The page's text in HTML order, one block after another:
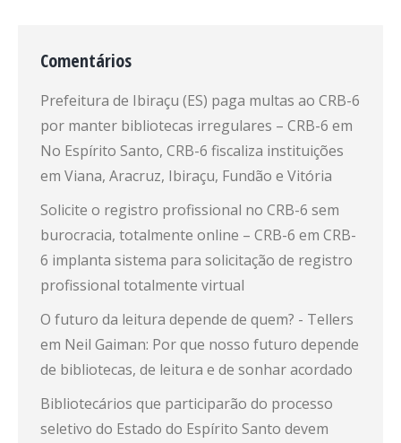
Comentários
Prefeitura de Ibiraçu (ES) paga multas ao CRB-6
por manter bibliotecas irregulares – CRB-6 em
No Espírito Santo, CRB-6 fiscaliza instituições
em Viana, Aracruz, Ibiraçu, Fundão e Vitória
Solicite o registro profissional no CRB-6 sem
burocracia, totalmente online – CRB-6 em CRB-
6 implanta sistema para solicitação de registro
profissional totalmente virtual
O futuro da leitura depende de quem? - Tellers
em Neil Gaiman: Por que nosso futuro depende
de bibliotecas, de leitura e de sonhar acordado
Bibliotecários que participarão do processo
seletivo do Estado do Espírito Santo devem